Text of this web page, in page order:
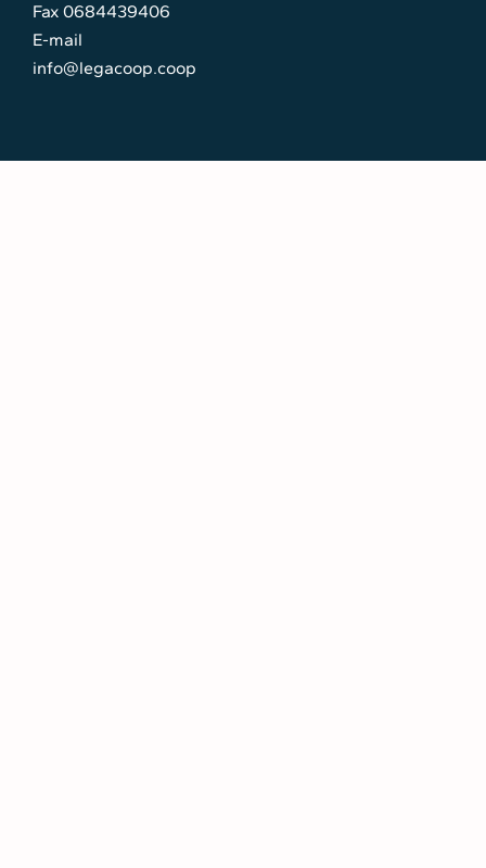
Fax 0684439406
E-mail
info@legacoop.coop